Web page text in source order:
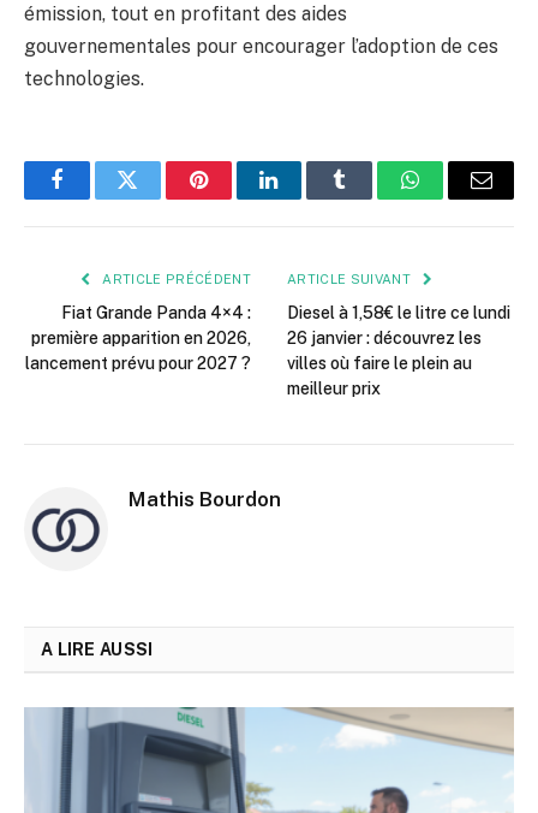
émission, tout en profitant des aides
gouvernementales pour encourager l’adoption de ces
technologies.
FacebookTwitter PinterestLinkedInTumblr WhatsApp
E-
ARTICLE PRÉCÉDENT
Fiat Grande Panda 4×4 :
première apparition en 2026,
lancement prévu pour 2027 ?
ARTICLE SUIVANT
Diesel à 1,58€ le litre ce lundi
26 janvier : découvrez les
villes où faire le plein au
meilleur prix
Mathis Bourdon
A LIRE AUSSI